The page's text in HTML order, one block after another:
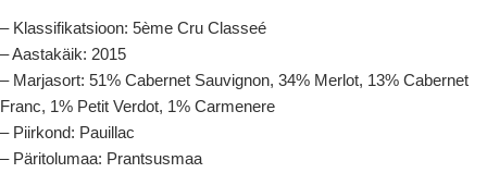
– Klassifikatsioon: 5ème Cru Classeé
– Aastakäik: 2015
– Marjasort: 51% Cabernet Sauvignon, 34% Merlot, 13% Cabernet
Franc, 1% Petit Verdot, 1% Carmenere
– Piirkond: Pauillac
– Päritolumaa: Prantsusmaa